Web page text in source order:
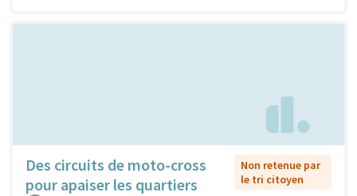
Des circuits de moto-cross
pour apaiser les quartiers
Non retenue par
le tri citoyen